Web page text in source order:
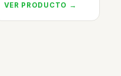
VER PRODUCTO →